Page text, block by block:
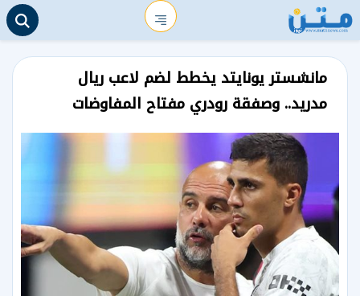
مانشستر يونايتد يخطط لضم لاعب ريال
مدريد.. وصفقة رودري مفتاح المفاوضات